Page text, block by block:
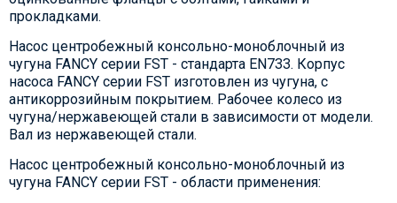
прокладками.
Насос центробежный консольно-моноблочный из
чугуна FANCY серии FST - стандарта EN733. Корпус
насоса FANCY серии FST изготовлен из чугуна, с
антикоррозийным покрытием. Рабочее колесо из
чугуна/нержавеющей стали в зависимости от модели.
Вал из нержавеющей стали.
Насос центробежный консольно-моноблочный из
чугуна FANCY серии FST - области применения: